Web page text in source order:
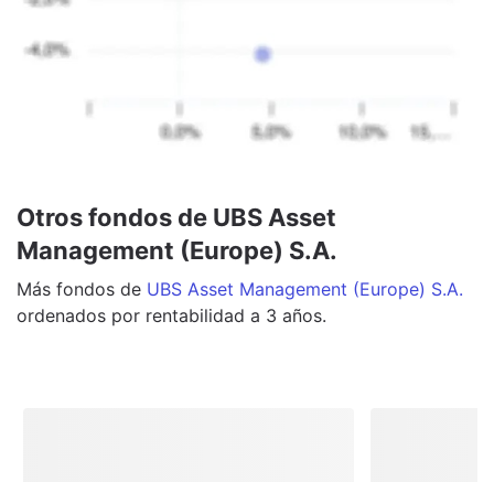
Otros fondos de UBS Asset
Management (Europe) S.A.
Más fondos de UBS Asset Management (Europe) S.A.
ordenados por rentabilidad a 3 años.